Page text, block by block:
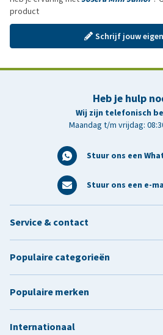
product
Schrijf jouw
Heb je hulp
Wij zijn telefonisch
Maandag t/m vrijdag:
Stuur ons een
Stuur ons een e-
Service & contact
Populaire categorieën
Populaire merken
Internationaal